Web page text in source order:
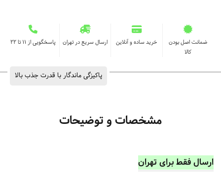
ضمانت اصل بودن
کالا
خرید ساده و آنلاین ارسال سریع در تهران پاسخگویی از ۱۱ تا ۲۲
پاکیزگی ماندگار با قدرت جذب بالا
مشخصات و توضیحات
ارسال فقط برای تهران